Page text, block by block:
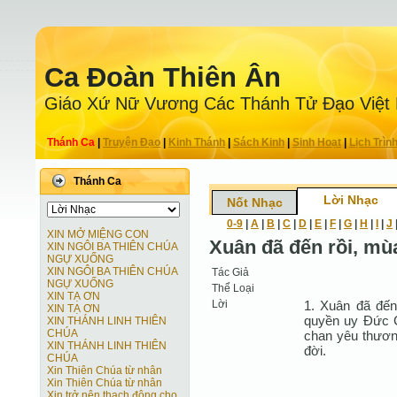
Ca Ðoàn Thiên Ân
Giáo Xứ Nữ Vương Các Thánh Tử Ðạo Việt
Thánh Ca Truyện Ðạo| Kinh Thánh Sách Kinh|Sinh Hoạt| Lịch Trình
Thánh Ca
XIN MỞ MIỆNG CON
XIN NGÔI BA THIÊN CHÚA
NGỰ XUỐNG
XIN NGÔI BA THIÊN CHÚA
NGỰ XUỐNG
XIN TẠ ƠN
XIN TẠ ƠN
XIN THÁNH LINH THIÊN
CHÚA
XIN THÁNH LINH THIÊN
CHÚA
Xin Thiên Chúa từ nhân
Xin Thiên Chúa từ nhân
Nốt Nhạc Lời Nhạc
0-9 A B C D E F G H J
Xuân đã đến rồi,
Tác Giả
Thể Loại
Lời
1. Xuân đã
quyền uy Ðức
chan yêu
đời.